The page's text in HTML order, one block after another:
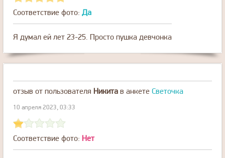
Соответствие фото: Да
Я думал ей лет 23-25. Просто пушка девчонка
отзыв от пользователя Никита в анкете Светочка
10 апреля 2023, 03:33
Соответствие фото: Нет